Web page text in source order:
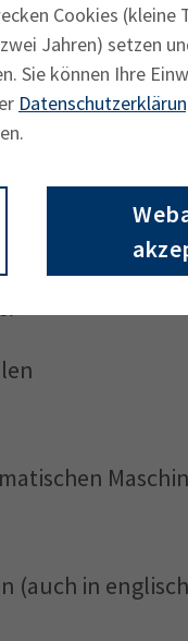
Cookies
Jahren) setzen
Sie können Ihre
in Deinem
in der
oder in
während
und
eine
(auch in